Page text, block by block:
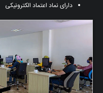
دارای نماد اعتماد الکترونیکی